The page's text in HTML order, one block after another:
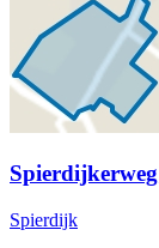
Spierdijk